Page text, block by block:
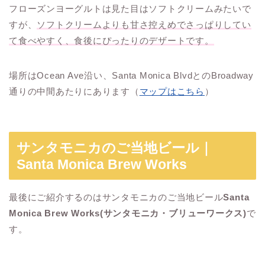
フローズンヨーグルトは見た目はソフトクリームみたいで
すが、
ソフトクリームよりも甘さ控えめでさっぱりしてい
て食べやすく、食後にぴったりのデザートです。
場所はOcean Ave沿い、Santa Monica BlvdとのBroadway
通りの中間あたりにあります（ マップはこちら ）
サンタモニカのご当地ビール｜
Santa Monica Brew Works
最後にご紹介するのはサンタモニカのご当地ビールSanta
Monica Brew Works(サンタモニカ・ブリューワークス)で
す。